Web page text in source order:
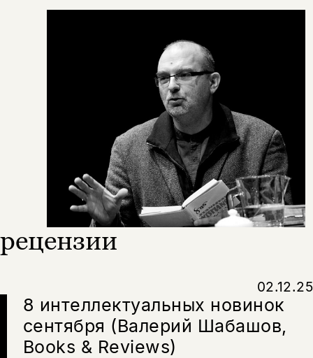
рецензии
8 интеллектуальных новинок
сентября (Валерий Шабашов,
Books & Reviews)
02.12.25
Вконтакте Телеграм Дзен
подписаться
нет, вернуться назад